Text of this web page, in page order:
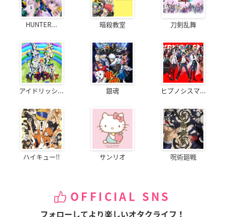
HUNTER... 暗殺教室 刀剣乱舞
アイドリッシ... 銀魂 ヒプノシスマ...
ハイキュー!! サンリオ 呪術廻戦
OFFICIAL SNS
フォローしてより楽しいオタクライフ！